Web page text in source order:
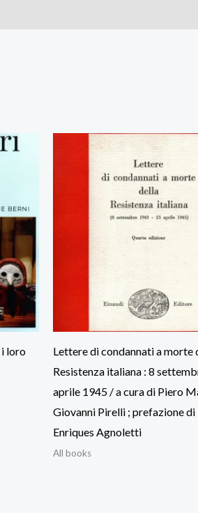
loro
Lettere di condannati a morte
Resistenza italiana : 8
aprile 1945 / a cura di Piero
Giovanni Pirelli ; prefazione di
Enriques Agnoletti
All books